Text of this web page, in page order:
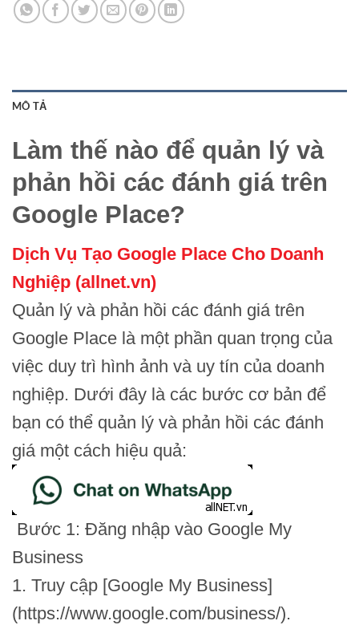
MÔ TẢ
Làm thế nào để quản lý và
phản hồi các đánh giá trên
Google Place?
Dịch Vụ Tạo Google Place Cho Doanh
Nghiệp (allnet.vn)
Quản lý và phản hồi các đánh giá trên
Google Place là một phần quan trọng của
việc duy trì hình ảnh và uy tín của doanh
nghiệp. Dưới đây là các bước cơ bản để
bạn có thể quản lý và phản hồi các đánh
giá một cách hiệu quả:
Bước 1: Đăng nhập vào Google My
Business
1. Truy cập [Google My Business]
(https://www.google.com/business/).